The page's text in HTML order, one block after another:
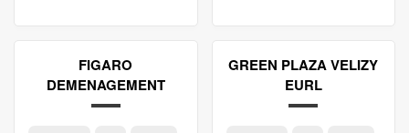
FIGARO
DEMENAGEMENT
GREEN PLAZA VELIZY
EURL